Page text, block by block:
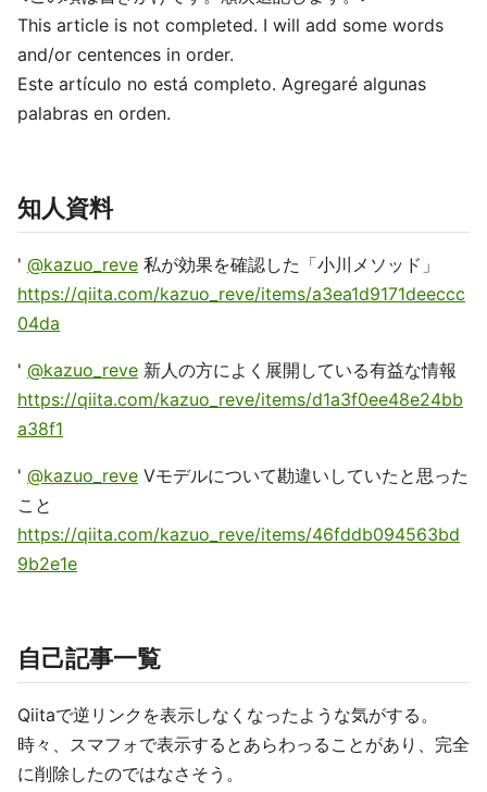
This article is not completed. I will add some words
and/or centences in order.
Este artículo no está completo. Agregaré algunas
palabras en orden.
知人資料
' @kazuo_reve 私が効果を確認した「小川メソッド」
https://qiita.com/kazuo_reve/items/a3ea1d9171deeccc
04da
' @kazuo_reve 新人の方によく展開している有益な情報
https://qiita.com/kazuo_reve/items/d1a3f0ee48e24bb
a38f1
' @kazuo_reve Vモデルについて勘違いしていたと思った
こと
https://qiita.com/kazuo_reve/items/46fddb094563bd
9b2e1e
自己記事一覧
Qiitaで逆リンクを表示しなくなったような気がする。
時々、スマフォで表示するとあらわっることがあり、完全
に削除したのではなさそう。